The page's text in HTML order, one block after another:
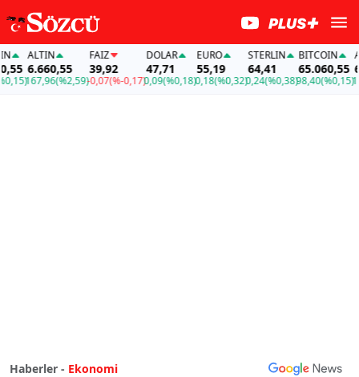
ALTIN
6.660,55
167,96(%2,59)
FAİZ
39,92
-0,07(%-0,17)
DOLAR
47,71
0,09(%0,18)
EURO
55,19
0,18(%0,32)
STERLIN
64,41
0,24(%0,38)
BITCOIN
65.060,55
98,40(%0,15)
Haberler - Ekonomi